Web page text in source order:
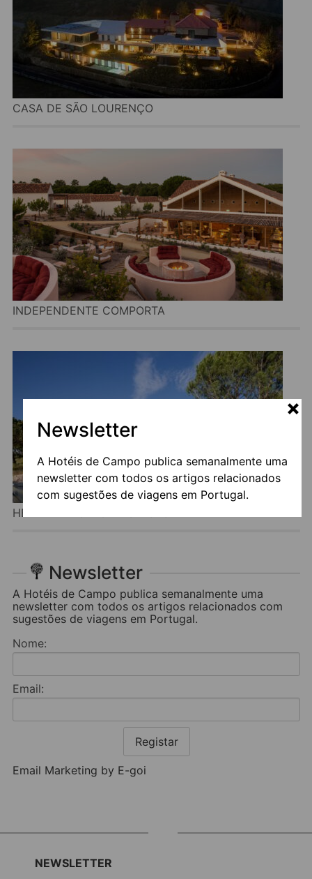
Newsletter
A Hotéis de Campo publica semanalmente uma
newsletter com todos os artigos relacionados
com sugestões de viagens em Portugal.
CASA DE SÃO LOURENÇO
INDEPENDENTE COMPORTA
HERDADE DO MOINHO NOVO
Newsletter
A Hotéis de Campo publica semanalmente uma
newsletter com todos os artigos relacionados com
sugestões de viagens em Portugal.
Nome:
Email:
Registar
Email Marketing by E-goi
NEWSLETTER